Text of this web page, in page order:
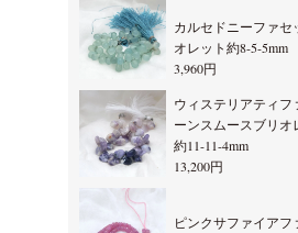
カルセドニーファセ
オレット約8-5-5mm
3,960円
ウィステリアティフ
ーンスムースブリオ
約11-11-4mm
13,200円
ピンクサファイアフ